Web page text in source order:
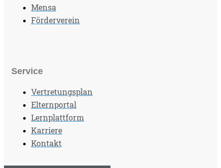
Mensa
Förderverein
Service
Vertretungsplan
Elternportal
Lernplattform
Karriere
Kontakt